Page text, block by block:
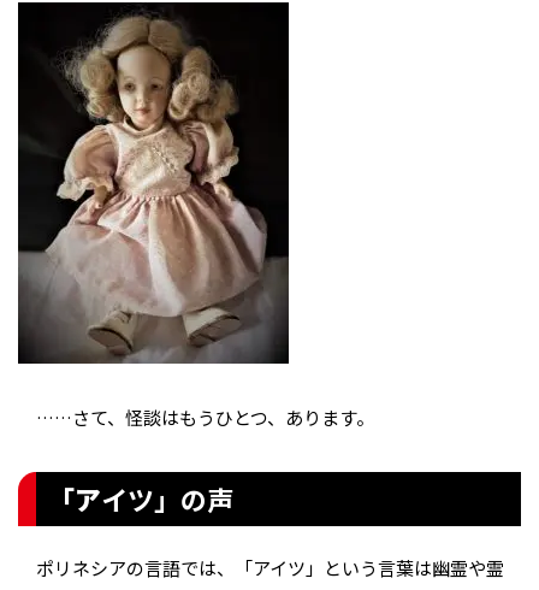
……さて、怪談はもうひとつ、あります。
「アイツ」の声
ポリネシアの言語では、「アイツ」という言葉は幽霊や霊